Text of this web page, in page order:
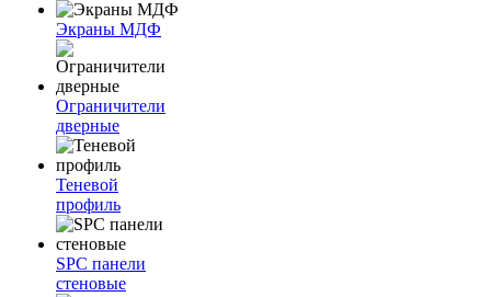
Экраны МДФ
Ограничители
дверные
Теневой
профиль
SPC панели
стеновые